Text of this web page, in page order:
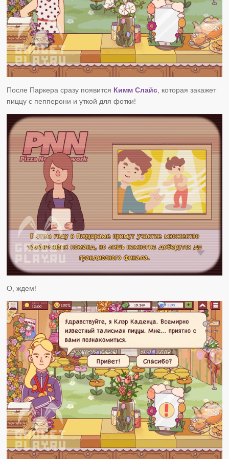
После Паркера сразу появится Кимм Слайс , которая закажет
пиццу с пепперони и уткой для фотки!
О, ждем!